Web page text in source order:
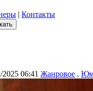
| Контакты
2025 06:41 Жанровое ,